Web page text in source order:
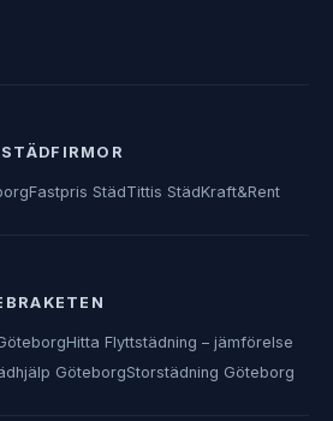
Fastpris StädTittis StädKraft&Rent
Hitta Flyttstädning – jämförelse
GöteborgStorstädning Göteborg